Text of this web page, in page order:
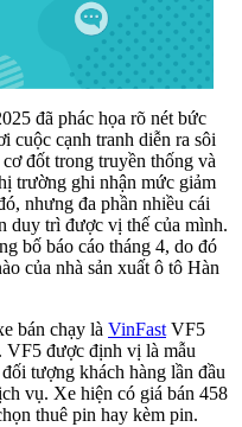
đã phác họa rõ nét bức
cuộc cạnh tranh diễn ra sôi
đốt trong truyền thống và
trường ghi nhận mức giảm
nhưng đa phần nhiều cái
duy trì được vị thế của mình.
bố báo cáo tháng 4, do đó
của nhà sản xuất ô tô Hàn
bán chạy là VinFastVF5
VF5 được định vị là mẫu
tượng khách hàng lần đầu
vụ. Xe hiện có giá bán 458
thuê pin hay kèm pin.